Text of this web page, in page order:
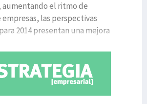
aumentando el ritmo de
las perspectivas
2014 presentan una mejora